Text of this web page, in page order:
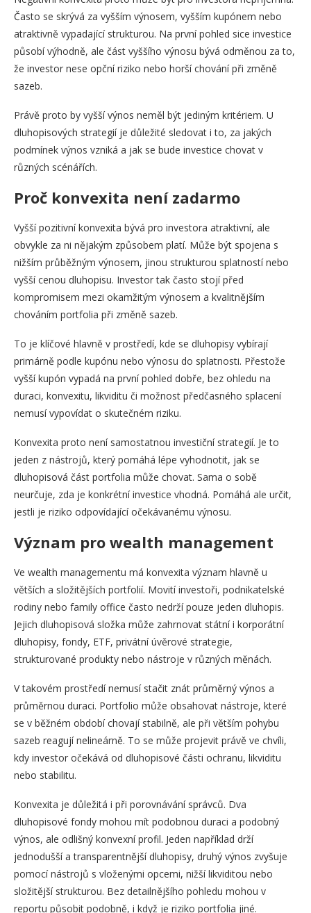
Často se skrývá za vyšším výnosem, vyšším kupónem nebo
atraktivně vypadající strukturou. Na první pohled sice investice
působí výhodně, ale část vyššího výnosu bývá odměnou za to,
že investor nese opční riziko nebo horší chování při změně
sazeb.
Právě proto by vyšší výnos neměl být jediným kritériem. U
dluhopisových strategií je důležité sledovat i to, za jakých
podmínek výnos vzniká a jak se bude investice chovat v
různých scénářích.
Proč konvexita není zadarmo
Vyšší pozitivní konvexita bývá pro investora atraktivní, ale
obvykle za ni nějakým způsobem platí. Může být spojena s
nižším průběžným výnosem, jinou strukturou splatností nebo
vyšší cenou dluhopisu. Investor tak často stojí před
kompromisem mezi okamžitým výnosem a kvalitnějším
chováním portfolia při změně sazeb.
To je klíčové hlavně v prostředí, kde se dluhopisy vybírají
primárně podle kupónu nebo výnosu do splatnosti. Přestože
vyšší kupón vypadá na první pohled dobře, bez ohledu na
duraci, konvexitu, likviditu či možnost předčasného splacení
nemusí vypovídat o skutečném riziku.
Konvexita proto není samostatnou investiční strategií. Je to
jeden z nástrojů, který pomáhá lépe vyhodnotit, jak se
dluhopisová část portfolia může chovat. Sama o sobě
neurčuje, zda je konkrétní investice vhodná. Pomáhá ale určit,
jestli je riziko odpovídající očekávanému výnosu.
Význam pro wealth management
Ve wealth managementu má konvexita význam hlavně u
větších a složitějších portfolií. Movití investoři, podnikatelské
rodiny nebo family office často nedrží pouze jeden dluhopis.
Jejich dluhopisová složka může zahrnovat státní i korporátní
dluhopisy, fondy, ETF, privátní úvěrové strategie,
strukturované produkty nebo nástroje v různých měnách.
V takovém prostředí nemusí stačit znát průměrný výnos a
průměrnou duraci. Portfolio může obsahovat nástroje, které
se v běžném období chovají stabilně, ale při větším pohybu
sazeb reagují nelineárně. To se může projevit právě ve chvíli,
kdy investor očekává od dluhopisové části ochranu, likviditu
nebo stabilitu.
Konvexita je důležitá i při porovnávání správců. Dva
dluhopisové fondy mohou mít podobnou duraci a podobný
výnos, ale odlišný konvexní profil. Jeden například drží
jednodušší a transparentnější dluhopisy, druhý výnos zvyšuje
pomocí nástrojů s vloženými opcemi, nižší likviditou nebo
složitější strukturou. Bez detailnějšího pohledu mohou v
reportu působit podobně, i když je riziko portfolia jiné.